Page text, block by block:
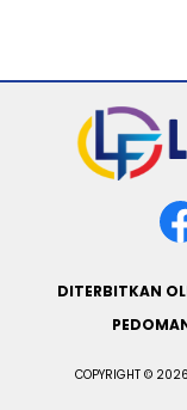
DITERBITKAN
COPYRIGHT ©